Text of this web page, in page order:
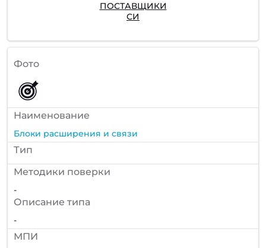
ПОСТАВЩИКИ
СИ
Фото
Наименование
Блоки расширения и связи
Тип
Методики поверки
-
Описание типа
-
МПИ